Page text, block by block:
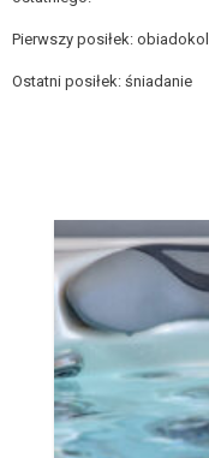
Pierwszy posiłek:
Ostatni posiłek: śniadanie